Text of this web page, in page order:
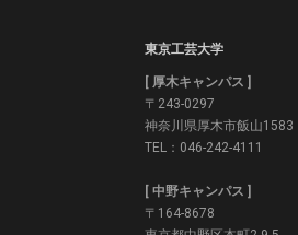
東京工芸大学
[ 厚木キャンパス ]
〒243-0297
神奈川県厚木市飯山1583
TEL：046-242-4111
[ 中野キャンパス ]
〒164-8678